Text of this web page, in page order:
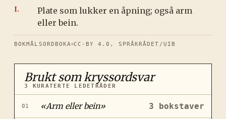
Plate som lukker en åpning; også arm
eller bein.
BOKMÅLSORDBOKA CC-BY 4.0, SPRÅKRÅDET/UIB
Brukt som kryssordsvar
3 KURATERTE LEDETRÅDER
01 «Arm eller bein» 3 bokstaver